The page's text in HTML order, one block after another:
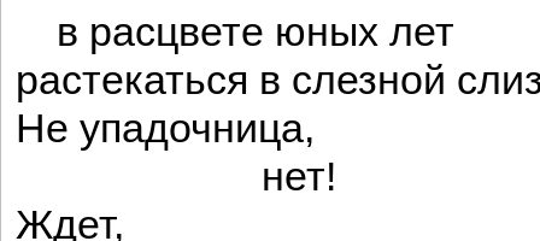
в расцвете юных лет
растекаться в слезной
Не упадочница,
нет!
Ждет,